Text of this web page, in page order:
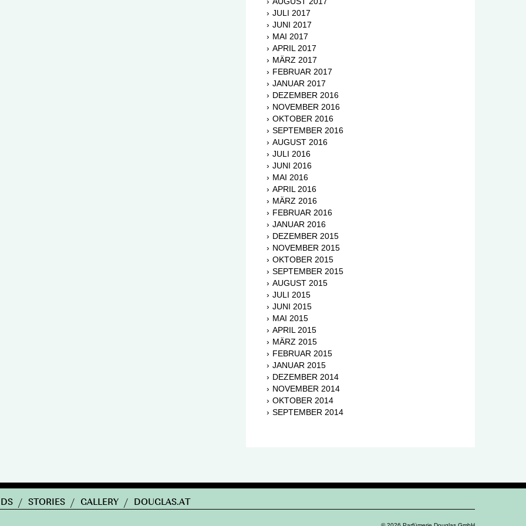
JULI 2017
JUNI 2017
MAI 2017
APRIL 2017
MÄRZ 2017
FEBRUAR 2017
JANUAR 2017
DEZEMBER 2016
NOVEMBER 2016
OKTOBER 2016
SEPTEMBER 2016
AUGUST 2016
JULI 2016
JUNI 2016
MAI 2016
APRIL 2016
MÄRZ 2016
FEBRUAR 2016
JANUAR 2016
DEZEMBER 2015
NOVEMBER 2015
OKTOBER 2015
SEPTEMBER 2015
AUGUST 2015
JULI 2015
JUNI 2015
MAI 2015
APRIL 2015
MÄRZ 2015
FEBRUAR 2015
JANUAR 2015
DEZEMBER 2014
NOVEMBER 2014
OKTOBER 2014
SEPTEMBER 2014
/ STORIES / GALLERY / DOUGLAS.AT